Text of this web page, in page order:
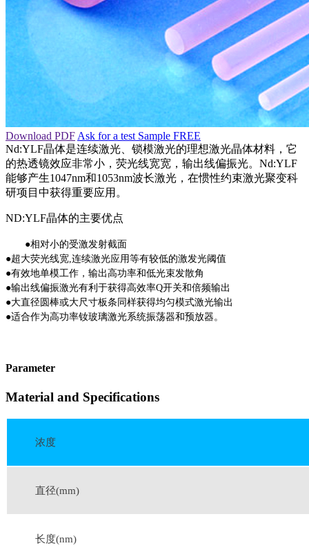
Download PDF Ask for a test Sample FREE
Nd:YLF晶体是连续激光、锁模激光的理想激光晶体材料，它
的热透镜效应非常小，荧光线宽宽，输出线偏振光。 Nd:YLF
能够产生1047nm和1053nm波长激光， 在惯性约束激光聚变科
研项目中获得重要应用。
ND:YLF晶体的主要优点
●相对小的受激发射截面
●超大荧光线宽,连续激光应用等有较低的激发光阈值
●有效地单模工作，输出高功率和低光束发散角
●输出线偏振激光有利于获得高效率Q开关和倍频输出
●大直径圆棒或大尺寸板条同样获得均匀模式激光输出
●适合作为高功率钕玻璃激光系统振荡器和预放器。
Parameter
Material and Specifications
浓度
直径(mm)
长度(nm)